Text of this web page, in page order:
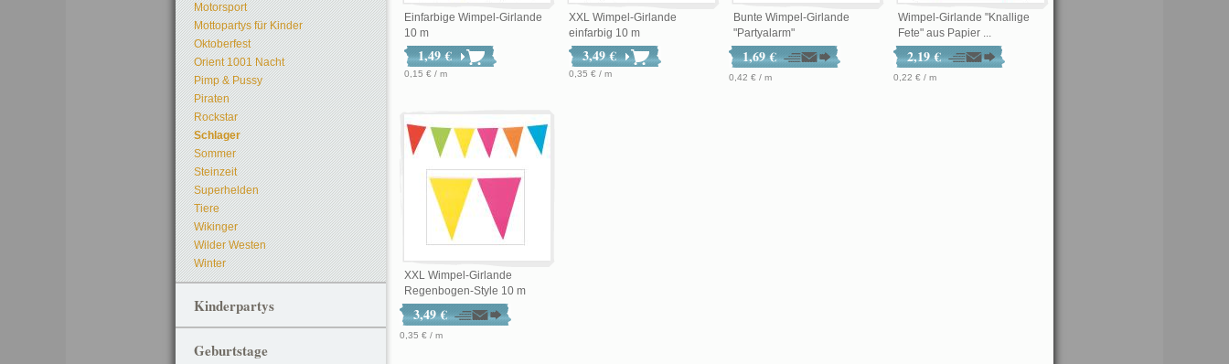
Einfarbige Wimpel-Girlande
10 m
1,49 €
0,15 € / m
XXL Wimpel-Girlande
einfarbig 10 m
3,49 €
0,35 € / m
Bunte Wimpel-Girlande
"Partyalarm"
1,69 €
0,42 € / m
Wimpel-Girlande "Knallige
Fete" aus Papier ...
2,19 €
0,22 € / m
XXL Wimpel-Girlande
Regenbogen-Style 10 m
3,49 €
0,35 € / m
Motorsport
Mottopartys für Kinder
Oktoberfest
Orient 1001 Nacht
Pimp & Pussy
Piraten
Rockstar
Schlager
Sommer
Steinzeit
Superhelden
Tiere
Wikinger
Wilder Westen
Winter
Kinderpartys
Geburtstage